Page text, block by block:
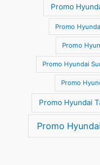
Promo
Promo
Promo
Promo Hyundai
Promo
Promo Hyundai
Promo